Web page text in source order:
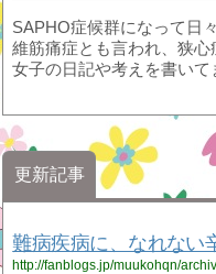
SAPHO症候群になって日
維筋痛症とも言われ、狭
女子の日記や考えを書いて
更新記事
難病疾病に、なれない
http://fanblogs.jp/muukohqn/